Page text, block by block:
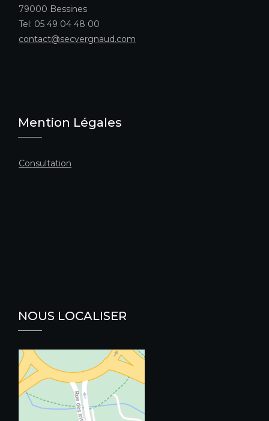
79000 Bessines
Tel: 05 49 04 48 00
contact@secvergnaud.com
Mention Légales
Consultation
NOUS LOCALISER